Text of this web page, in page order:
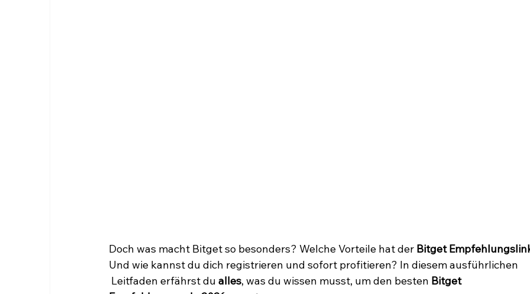
Doch was macht Bitget so besonders? Welche Vorteile hat der Bitget
Und wie kannst du dich registrieren und sofort profitieren? In diesem ausführlichen
Leitfaden erfährst du alles, was du wissen musst, um den besten Bitget